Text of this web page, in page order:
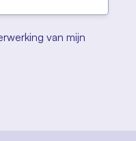
van mijn